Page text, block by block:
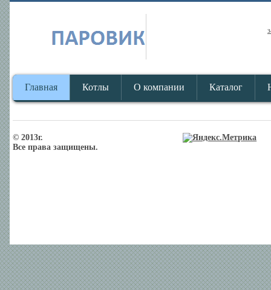
Главная Котлы О компании Каталог
© 2013г.
Все права защищены.